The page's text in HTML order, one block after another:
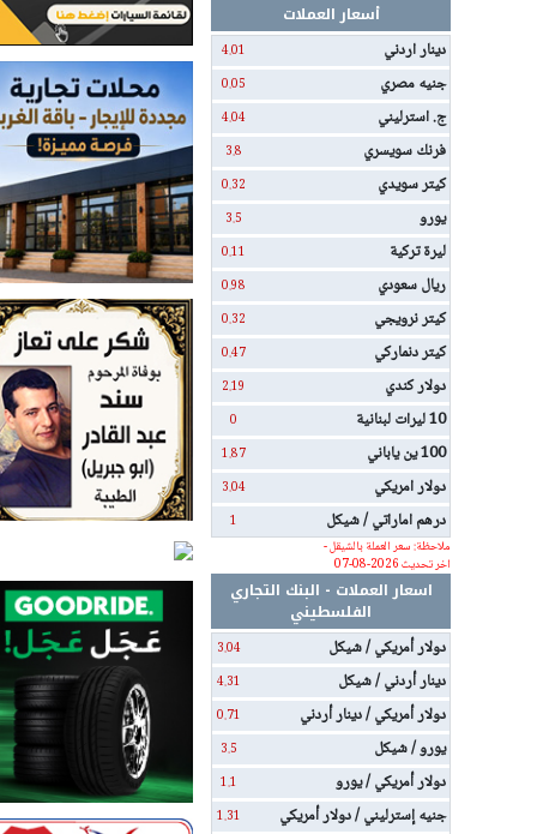
أسعار العملات
دينار اردني
4.01
جنيه مصري 0.05
ج. استرليني 4.04
فرنك سويسري 3.8
كيتر سويدي 0.32
يورو 3.5
ليرة تركية 0.11
ريال سعودي 0.98
كيتر نرويجي 0.32
كيتر دنماركي 0.47
دولار كندي 2.19
10 ليرات لبنانية 0
100 ين ياباني 1.87
دولار امريكي 3.04
درهم اماراتي / شيكل
1
ملاحظة: سعر العملة بالشيقل -
اخر تحديث 2026-08-07
اسعار العملات - البنك التجاري
الفلسطيني
دولار أمريكي / شيكل
3.04
دينار أردني / شيكل 4.31
دولار أمريكي / دينار أردني 0.71
يورو / شيكل 3.5
دولار أمريكي / يورو 1.1
جنيه إسترليني / دولار أمريكي 1.31